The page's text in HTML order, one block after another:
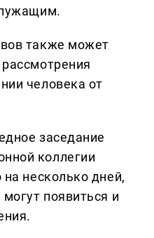
также может
человека от
заседание
коллегии
несколько дней,
появиться и